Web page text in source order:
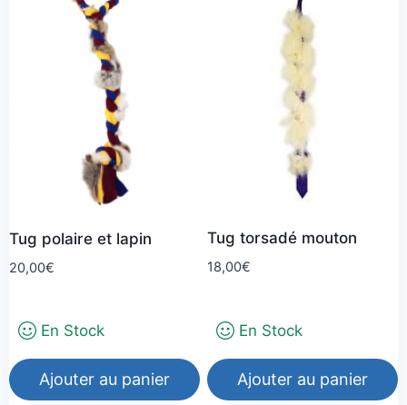
Tug polaire et lapin
20,00€
En Stock
Ajouter au panier
Tug torsadé mouton
18,00€
En Stock
Ajouter au panier